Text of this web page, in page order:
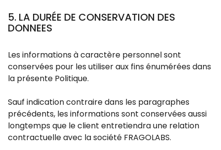
5. LA DURÉE DE CONSERVATION DES
DONNEES
Les informations à caractère personnel sont
conservées pour les utiliser aux fins énumérées dans
la présente Politique.
Sauf indication contraire dans les paragraphes
précédents, les informations sont conservées aussi
longtemps que le client entretiendra une relation
contractuelle avec la société FRAGOLABS.